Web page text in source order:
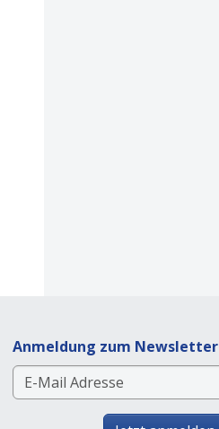
Anmeldung zum Newsletter